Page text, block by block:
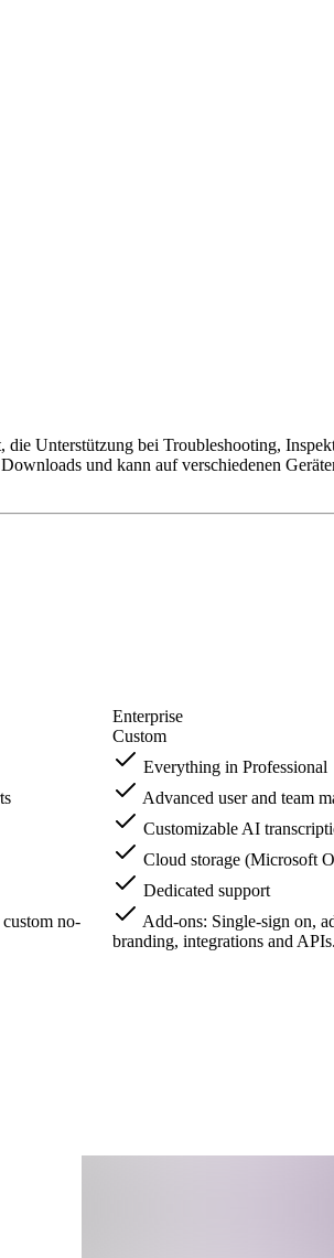
Unterstützung bei Troubleshooting,
und kann auf verschiedenen
no-
Enterprise
Custom
Everything in Professional
Advanced user and team
Customizable AI
Cloud storage (Microsoft
Dedicated support
Add-ons: Single-sign on,
branding, integrations and APIs.